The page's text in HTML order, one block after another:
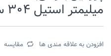
میلیمتر استیل ۳۰۴ ساموین-
افزودن به علاقه مندی ها مقایسه